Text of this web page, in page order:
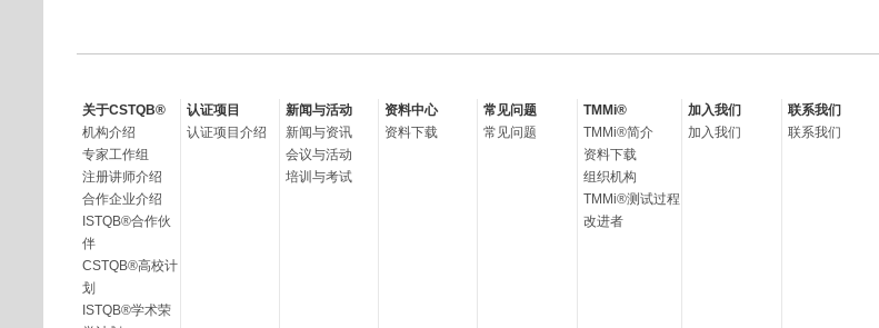
关于CSTQB®
机构介绍
专家工作组
注册讲师介绍
合作企业介绍
ISTQB®合作伙
伴
CSTQB®高校计
划
ISTQB®学术荣
认证项目
认证项目介绍
新闻与活动
新闻与资讯
会议与活动
培训与考试
资料中心
资料下载
常见问题
常见问题
TMMi®
TMMi®简介
资料下载
组织机构
TMMi®测试过程
改进者
加入我们
加入我们
联系我们
联系我们